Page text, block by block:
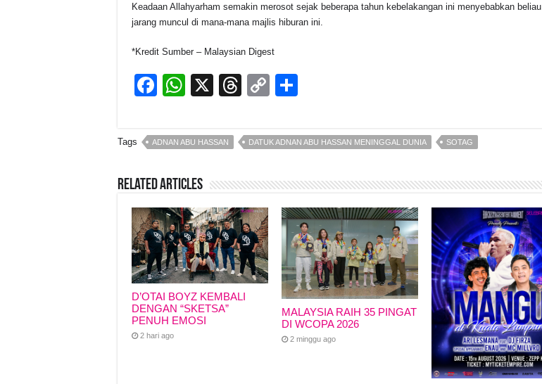
Keadaan Allahyarham semakin merosot sejak beberapa tahun kebelakangan ini menyebabkan beliau
jarang muncul di mana-mana majlis hiburan ini.
*Kredit Sumber – Malaysian Digest
F
c
e
b
o
o
k
W
at
s
A
p
p
X
T
e
a
d
s
C
p
y
Li
n
ar
e
Tags ADNAN ABU HASSAN DATUK ADNAN ABU HASSAN MENINGGAL DUNIA SOTAG
Related Articles
D’OTAI BOYZ KEMBALI
DENGAN “SKETSA”
PENUH EMOSI
2 hari ago
MALAYSIA RAIH 35 PINGAT
DI WCOPA 2026
2 minggu ago